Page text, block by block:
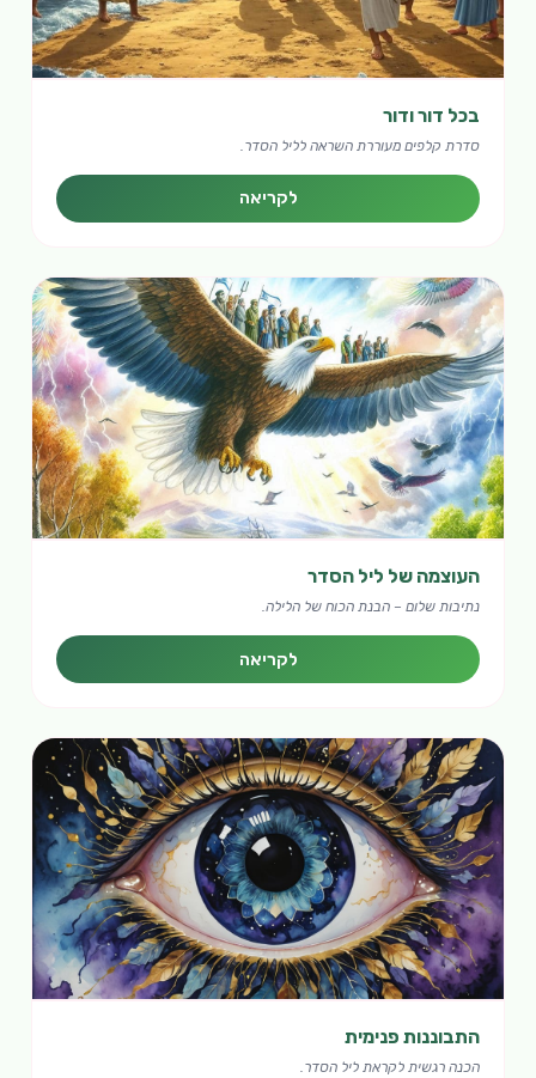
בכל דור ודור
סדרת קלפים מעוררת השראה לליל הסדר.
לקריאה
העוצמה של ליל הסדר
נתיבות שלום – הבנת הכוח של הלילה.
לקריאה
התבוננות פנימית
הכנה רגשית לקראת ליל הסדר.